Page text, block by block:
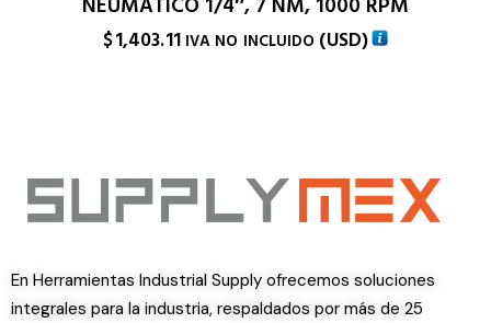
$1,403.11 IVA NO INCLUIDO (USD)
En Herramientas Industrial Supply ofrecemos soluciones
integrales para la industria, respaldados por más de 25